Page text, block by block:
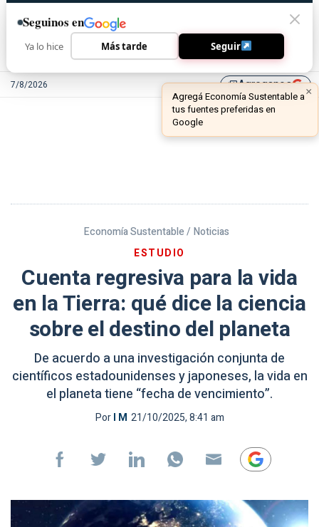
7/8/2026 library_addAgreganos
Economía Sustentable / Noticias
ESTUDIO
Cuenta regresiva para la vida
en la Tierra: qué dice la ciencia
sobre el destino del planeta
De acuerdo a una investigación conjunta de
científicos estadounidenses y japoneses, la vida en
el planeta tiene “fecha de vencimiento”.
PorI M 21/10/2025, 8:41 am
Seguinos en
Ya lo hice Más tarde Seguir